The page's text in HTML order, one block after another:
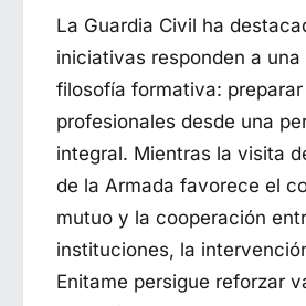
La Guardia Civil ha
iniciativas responden a una
filosofía formativa:
profesionales desde una
integral. Mientras la visita
de la Armada favorece el
mutuo y la cooperación
instituciones, la
Enitame persigue reforzar